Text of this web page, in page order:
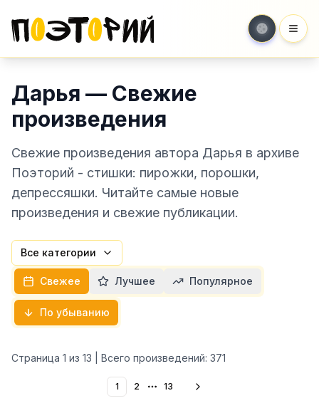
Дарья — Свежие
произведения
Свежие произведения автора Дарья в архиве
Поэторий - стишки: пирожки, порошки,
депрессяшки. Читайте самые новые
произведения и свежие публикации.
Все категории
Свежее Лучшее Популярное
По убыванию
Страница 1 из 13 | Всего произведений: 371
1 2 More pages
13